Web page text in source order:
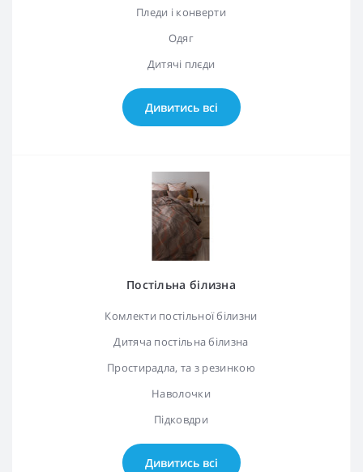
Пледи і конверти
Одяг
Дитячі плєди
Дивитись всі
Постільна білизна
Комлекти постільної білизни
Дитяча постільна білизна
Простирадла, та з резинкою
Наволочки
Підковдри
Дивитись всі